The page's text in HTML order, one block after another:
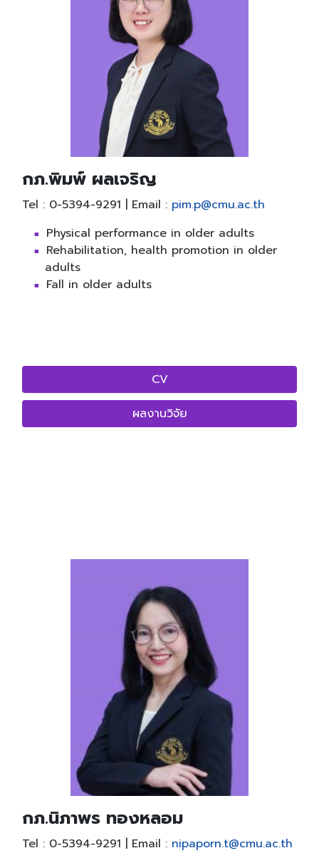
กภ.พิมพ์ ผลเจริญ
Tel : 0-5394-9291 | Email : pim.p@cmu.ac.th
Physical performance in older adults
Rehabilitation, health promotion in older
adults
Fall in older adults
CV
ผลงานวิจัย
กภ.นิภาพร ทองหลอม
Tel : 0-5394-9291 | Email : nipaporn.t@cmu.ac.th